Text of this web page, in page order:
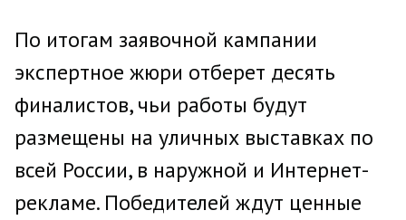
По итогам заявочной кампании
экспертное жюри отберет десять
финалистов, чьи работы будут
размещены на уличных выставках по
всей России, в наружной и Интернет-
рекламе. Победителей ждут ценные